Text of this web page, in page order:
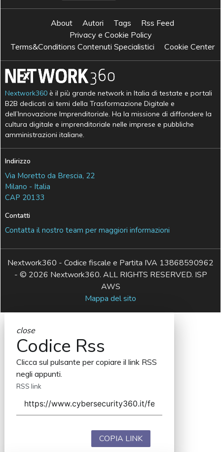
About Autori Tags
Rss Feed
Privacy e Cookie Policy
Terms&Conditions Contenuti Specialistici
Cookie Center
Nextwork360 è il più grande network in Italia di testate e portali
B2B dedicati ai temi della Trasformazione Digitale e
dell’Innovazione Imprenditoriale. Ha la missione di diffondere la
cultura digitale e imprenditoriale nelle imprese e pubbliche
amministrazioni italiane.
Indirizzo
Via Moretto da Brescia, 22
Milano - Italia
CAP 20133
Contatti
Contatta il nostro team per maggiori informazioni
Nextwork360 - Codice fiscale e Partita IVA 13868590962
- © 2026 Nextwork360. ALL RIGHTS RESERVED. ISP
AWS
Mappa del sito
close
Codice Rss
Clicca sul pulsante per copiare il link RSS
negli appunti.
RSS link
COPIA LINK